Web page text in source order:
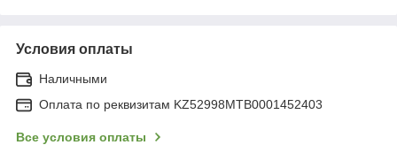
Условия оплаты
Наличными
Оплата по реквизитам KZ52998MTB0001452403
Все условия оплаты